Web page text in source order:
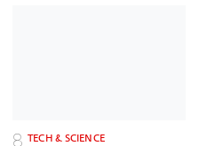
ΤECH & SCIENCE